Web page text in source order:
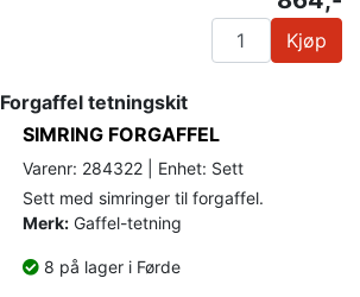
Kjøp
Forgaffel tetningskit
SIMRING FORGAFFEL
Varenr: 284322 | Enhet: Sett
Sett med simringer til forgaffel.
Merk: Gaffel-tetning
8 på lager i Førde